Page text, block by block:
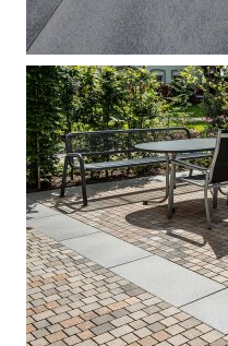
 